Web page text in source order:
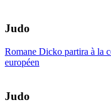
Judo
Romane Dicko partira à la
européen
Judo